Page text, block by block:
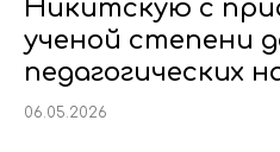
Никитскую с
ученой степени
педагогических
06.05.2026